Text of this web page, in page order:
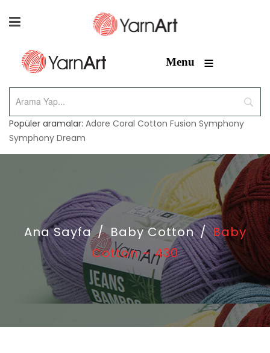
Menu ≡
Popüler aramalar: Adore Coral Cotton Fusion Symphony
Symphony Dream
Ana Sayfa / Baby Cotton / Baby
Cotton – 430